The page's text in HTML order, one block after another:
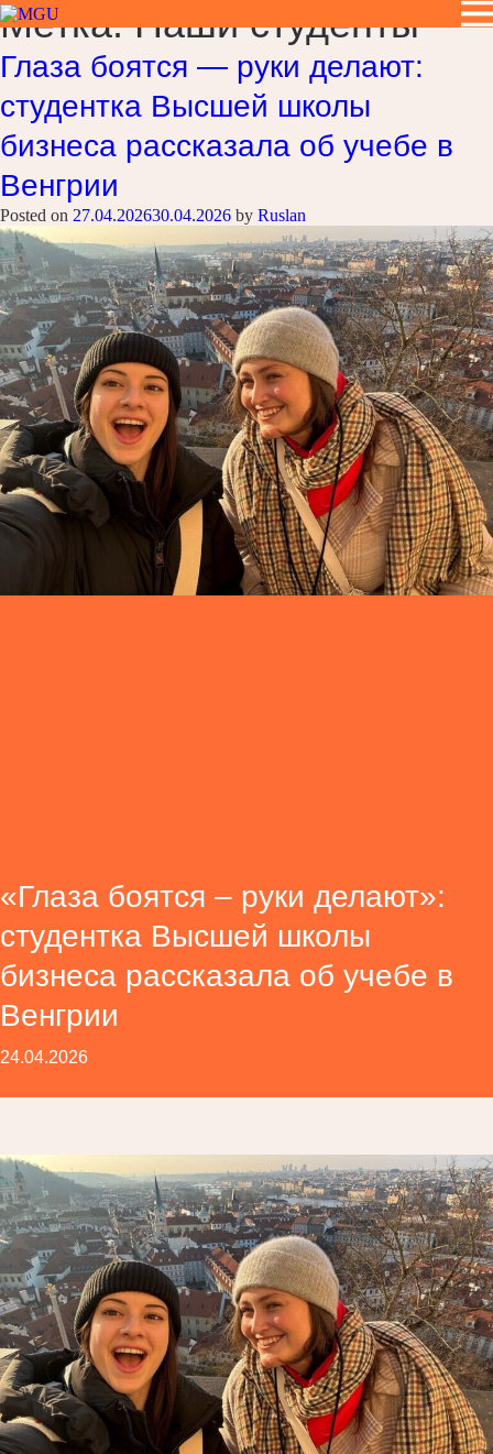
Метка:Наши студенты
Глаза боятся — руки делают:
студентка Высшей школы
бизнеса рассказала об учебе в
Венгрии
Posted on 27.04.202630.04.2026 by Ruslan
«Глаза боятся – руки делают»:
студентка Высшей школы
бизнеса рассказала об учебе в
Венгрии
24.04.2026